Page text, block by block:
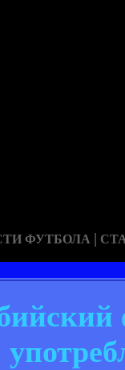
ФУТБОЛА |